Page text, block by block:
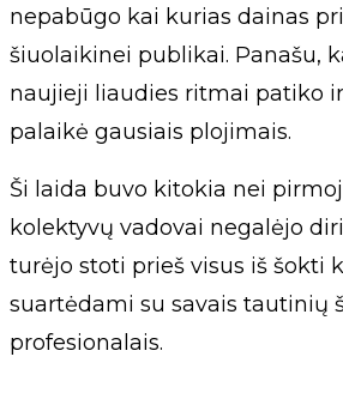
nepabūgo kai kurias dainas
šiuolaikinei publikai. Panašu,
naujieji liaudies ritmai patiko
palaikė gausiais plojimais.
Ši laida buvo kitokia nei
kolektyvų vadovai negalėjo
turėjo stoti prieš visus iš šokti
suartėdami su savais tautinių
profesionalais.